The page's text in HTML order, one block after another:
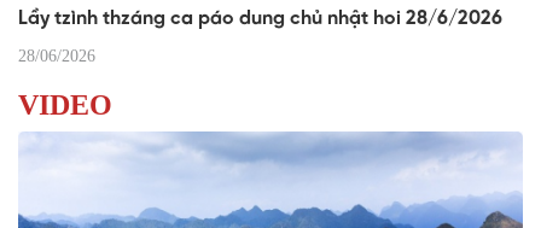
Lầy tzình thzáng ca páo dung chủ nhật hoi 28/6/2026
28/06/2026
VIDEO